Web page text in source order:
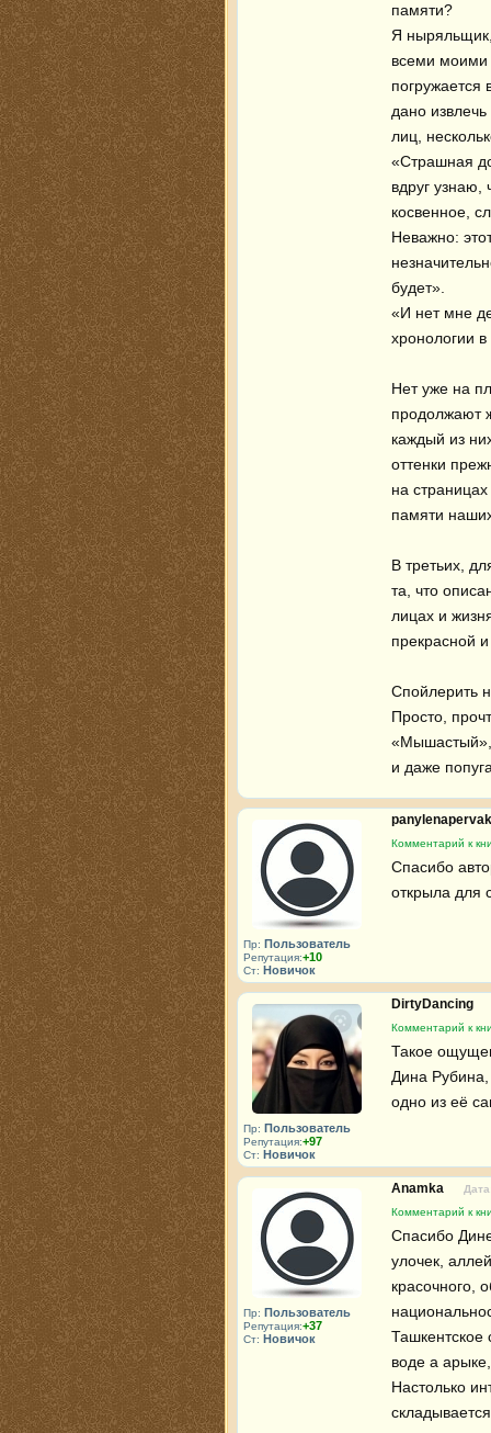
памяти?
Я
всеми
погружается
дано
лиц,
«Страшная
вдруг узнаю,
косвенное,
Неважно:
будет».
«И нет мне
хронологии
Нет уже на
продолжают
каждый из
оттенки
на
памяти
В третьих,
та, что
лицах и
прекрасной
Спойлерить
Просто,
и даже
Пр: Пользователь
Репутация:+10
Ст: Новичок
Комментарий к
Спасибо
открыла для
Пр: Пользователь
Репутация:+97
Ст: Новичок
DirtyDancing
Комментарий к
Такое
Дина Рубина,
одно из её
Пр: Пользователь
Репутация:+37
Ст: Новичок
Anamka
Комментарий к
Спасибо
улочек,
красочного,
Ташкентское
воде а
Настолько